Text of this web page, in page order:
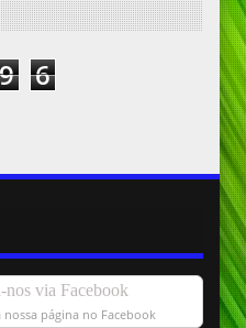
9 6
nos via Facebook
nossa página no Facebook